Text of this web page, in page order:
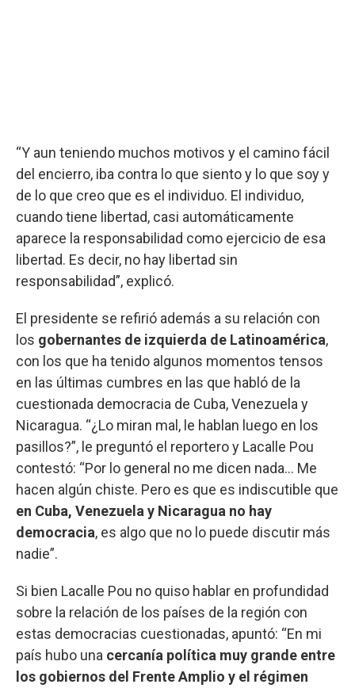
“Y aun teniendo muchos motivos y el camino fácil
del encierro, iba contra lo que siento y lo que soy y
de lo que creo que es el individuo. El individuo,
cuando tiene libertad, casi automáticamente
aparece la responsabilidad como ejercicio de esa
libertad. Es decir, no hay libertad sin
responsabilidad”, explicó.
El presidente se refirió además a su relación con
los gobernantes de izquierda de Latinoamérica,
con los que ha tenido algunos momentos tensos
en las últimas cumbres en las que habló de la
cuestionada democracia de Cuba, Venezuela y
Nicaragua. “¿Lo miran mal, le hablan luego en los
pasillos?”, le preguntó el reportero y Lacalle Pou
contestó: “Por lo general no me dicen nada... Me
hacen algún chiste. Pero es que es indiscutible que
en Cuba, Venezuela y Nicaragua no hay
democracia, es algo que no lo puede discutir más
nadie”.
Si bien Lacalle Pou no quiso hablar en profundidad
sobre la relación de los países de la región con
estas democracias cuestionadas, apuntó: “En mi
país hubo una cercanía política muy grande entre
los gobiernos del Frente Amplio y el régimen